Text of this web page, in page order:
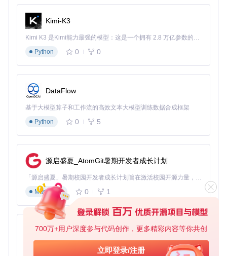
700万+用户深度参与代码创作，更多精彩内容等你共创
立即登录/注册
进入项目目录后，安装依赖并启动应用。这个过程就像给放映
机装上胶片并开机：
ZY-Player-TV/zy_player_tv
在Android Studio的AVD Manager中创建TV模拟器，或直接连
接电视设备进行调试。就像调整放映机焦距，确保画面清晰呈
设备兼容性检测清单
设备
类型
最低配置要求
oid T
Android 5.0
+，1GB RAM
+，2GB RAM
✅ 完全支持
tvOS 14.0+ ✅ 完全支持
Kimi-K3
Kimi K3 是Kimi能力最强的模型：这是一个拥有 2.8 万亿参数的混合专家（MoE）模型，具备原生视觉理解能力，并支持 100 万 token 的上下文窗口。
Python
0 0
DataFlow
基于大模型算子和工作流的高效文本大模型训练数据合成框架
Python
0 5
源启盛夏_AtomGit暑期开发者成长计划
「源启盛夏」暑期校园开发者成长计划旨在激活校园开源力量，通过积分激励、认证扶持、资源倾斜等形式，引导高校组织和开发者完成「入驻 — 建项目 — 做贡献 — 获认证 — 得资源」的完整闭环。无论你是想带领社团入驻平台的组织者，还是希望用代码贡献证明自己的开发者，都能在这里找到属于你的成长路径。
Markdown
0 1
py-xiaozhi
基于Python的Xiaozhi AI，适用于想要完整Xiaozhi体验而无需拥有专用硬件的用户。